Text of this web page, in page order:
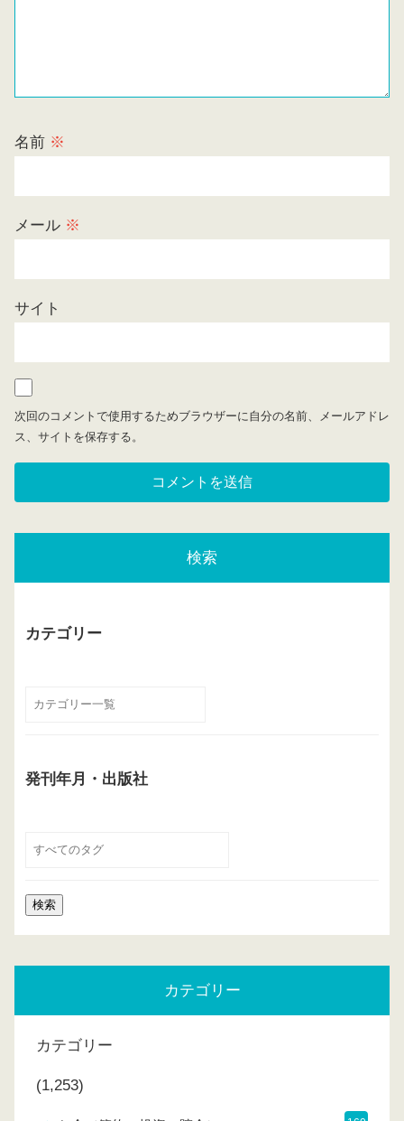
名前 ※
メール ※
サイト
次回のコメントで使用するためブラウザーに自分の名前、メールアドレ
ス、サイトを保存する。
検索
カテゴリー
発刊年月・出版社
カテゴリー
カテゴリー
(1,253)